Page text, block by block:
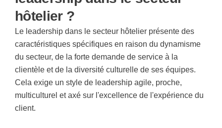
hôtelier ?
Le leadership dans le secteur hôtelier présente des
caractéristiques spécifiques en raison du dynamisme
du secteur, de la forte demande de service à la
clientèle et de la diversité culturelle de ses équipes.
Cela exige un style de leadership agile, proche,
multiculturel et axé sur l'excellence de l'expérience du
client.